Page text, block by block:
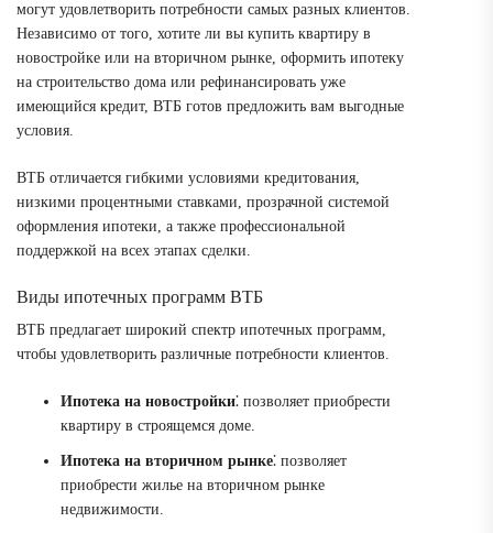
могут удовлетворить потребности самых разных клиентов.
Независимо от того, хотите ли вы купить квартиру в
новостройке или на вторичном рынке, оформить ипотеку
на строительство дома или рефинансировать уже
имеющийся кредит, ВТБ готов предложить вам выгодные
условия.
ВТБ отличается гибкими условиями кредитования,
низкими процентными ставками, прозрачной системой
оформления ипотеки, а также профессиональной
поддержкой на всех этапах сделки.
Виды ипотечных программ ВТБ
ВТБ предлагает широкий спектр ипотечных программ,
чтобы удовлетворить различные потребности клиентов.
Ипотека на новостройки⁚ позволяет приобрести
квартиру в строящемся доме.
Ипотека на вторичном рынке⁚ позволяет
приобрести жилье на вторичном рынке
недвижимости.